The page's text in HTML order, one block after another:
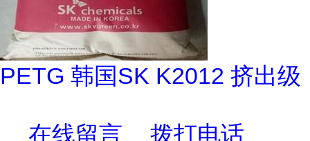
PETG 韩国SK K2012 挤出级
在线留言 拨打电话